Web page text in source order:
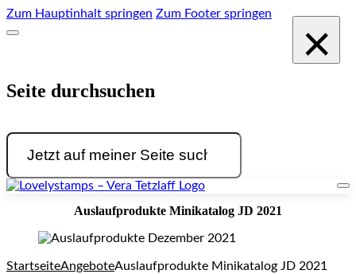
Zum Hauptinhalt springen Zum Footer springen
Seite durchsuchen
Suchen
×
Auslaufprodukte Minikatalog JD 2021
StartseiteAngeboteAuslaufprodukte Minikatalog JD 2021